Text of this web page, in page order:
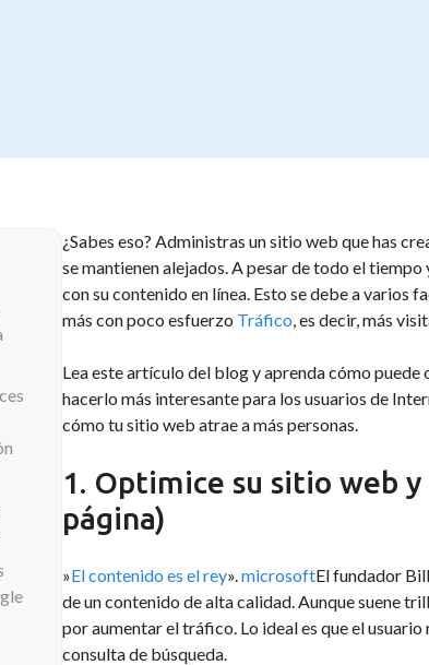
¿Sabes eso? Administras un sitio web que has
se mantienen alejados. A pesar de todo el
con su contenido en línea. Esto se debe a varios
más con poco esfuerzo Tráfico, es decir, más
Lea este artículo del blog y aprenda cómo
hacerlo más interesante para los usuarios de
cómo tu sitio web atrae a más personas.
1. Optimice su sitio web
página)
»El contenido es el rey».microsoftEl fundador
de un contenido de alta calidad. Aunque suene
por aumentar el tráfico. Lo ideal es que el
consulta de búsqueda.